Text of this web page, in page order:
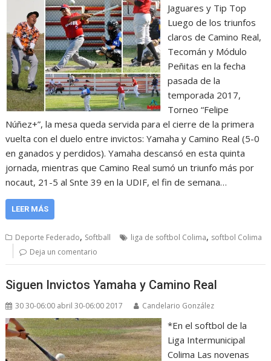
Jaguares y Tip Top
Luego de los triunfos
claros de Camino Real,
Tecomán y Módulo
Peñitas en la fecha
pasada de la
temporada 2017,
Torneo “Felipe
Núñez+”, la mesa queda servida para el cierre de la primera
vuelta con el duelo entre invictos: Yamaha y Camino Real (5-0
en ganados y perdidos). Yamaha descansó en esta quinta
jornada, mientras que Camino Real sumó un triunfo más por
nocaut, 21-5 al Snte 39 en la UDIF, el fin de semana…
LEER MÁS
Deporte Federado, Softball liga de softbol Colima, softbol Colima
Deja un comentario
Siguen Invictos Yamaha y Camino Real
30 30-06:00 abril 30-06:00 2017 Candelario González
*En el softbol de la
Liga Intermunicipal
Colima Las novenas